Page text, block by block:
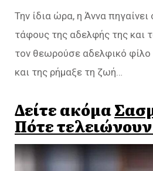
Την ίδια ώρα, η Άννα
τάφους της αδελφής της και
τον θεωρούσε αδελφικό
και της ρήμαξε τη ζωή…
Δείτε ακόμα
Πότε